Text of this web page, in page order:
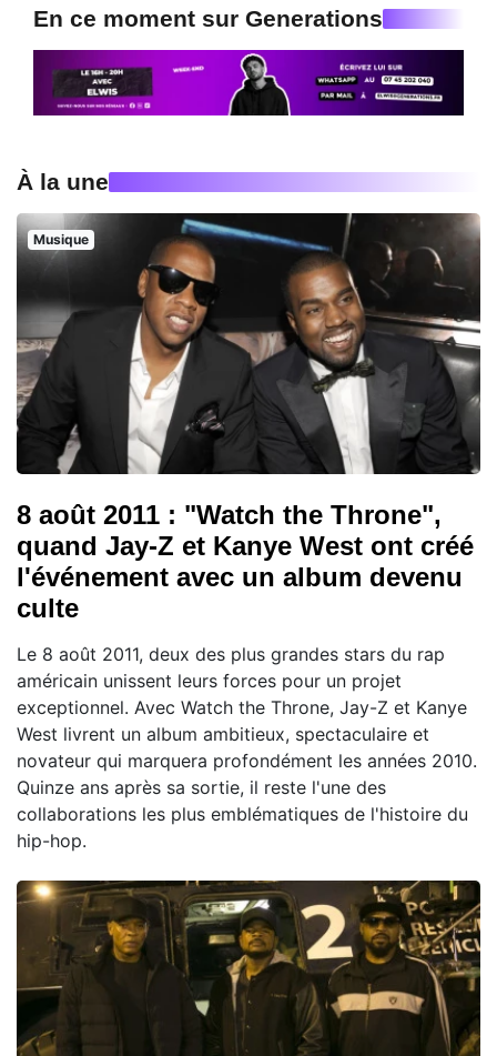
En ce moment sur Generations
À la une
Musique
8 août 2011 : "Watch the Throne",
quand Jay-Z et Kanye West ont créé
l'événement avec un album devenu
culte
Le 8 août 2011, deux des plus grandes stars du rap
américain unissent leurs forces pour un projet
exceptionnel. Avec Watch the Throne, Jay-Z et Kanye
West livrent un album ambitieux, spectaculaire et
novateur qui marquera profondément les années 2010.
Quinze ans après sa sortie, il reste l'une des
collaborations les plus emblématiques de l'histoire du
hip-hop.